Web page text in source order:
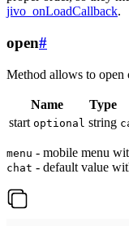
jivo_onLoadCallback.
open#
Method allows to open
Name Type
start optional string
menu - mobile menu
chat - default value